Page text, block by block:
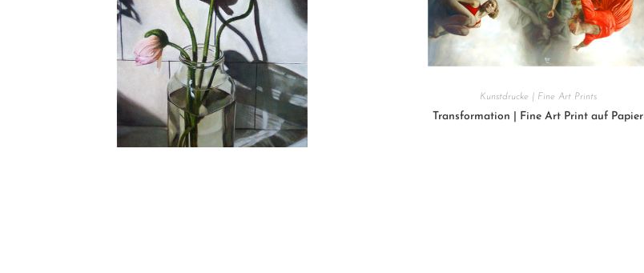
Kunstdrucke | Fine Art Prints
Transformation | Fine Art Print auf Papier